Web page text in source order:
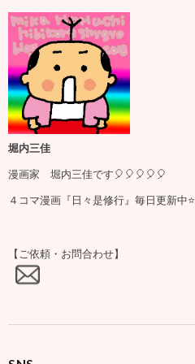
堀内三佳
漫画家 堀内三佳です🎈🎈🎈🎈🎈
４コマ漫画『日々是修行』毎日更新中⭐️
【ご依頼・お問合わせ】